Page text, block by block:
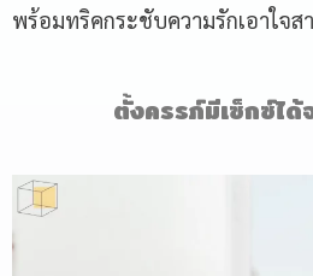
พร้อมทริคกระชับความรักเอาใจ
ตั้งครรภ์มีเซ็กซ์ได้